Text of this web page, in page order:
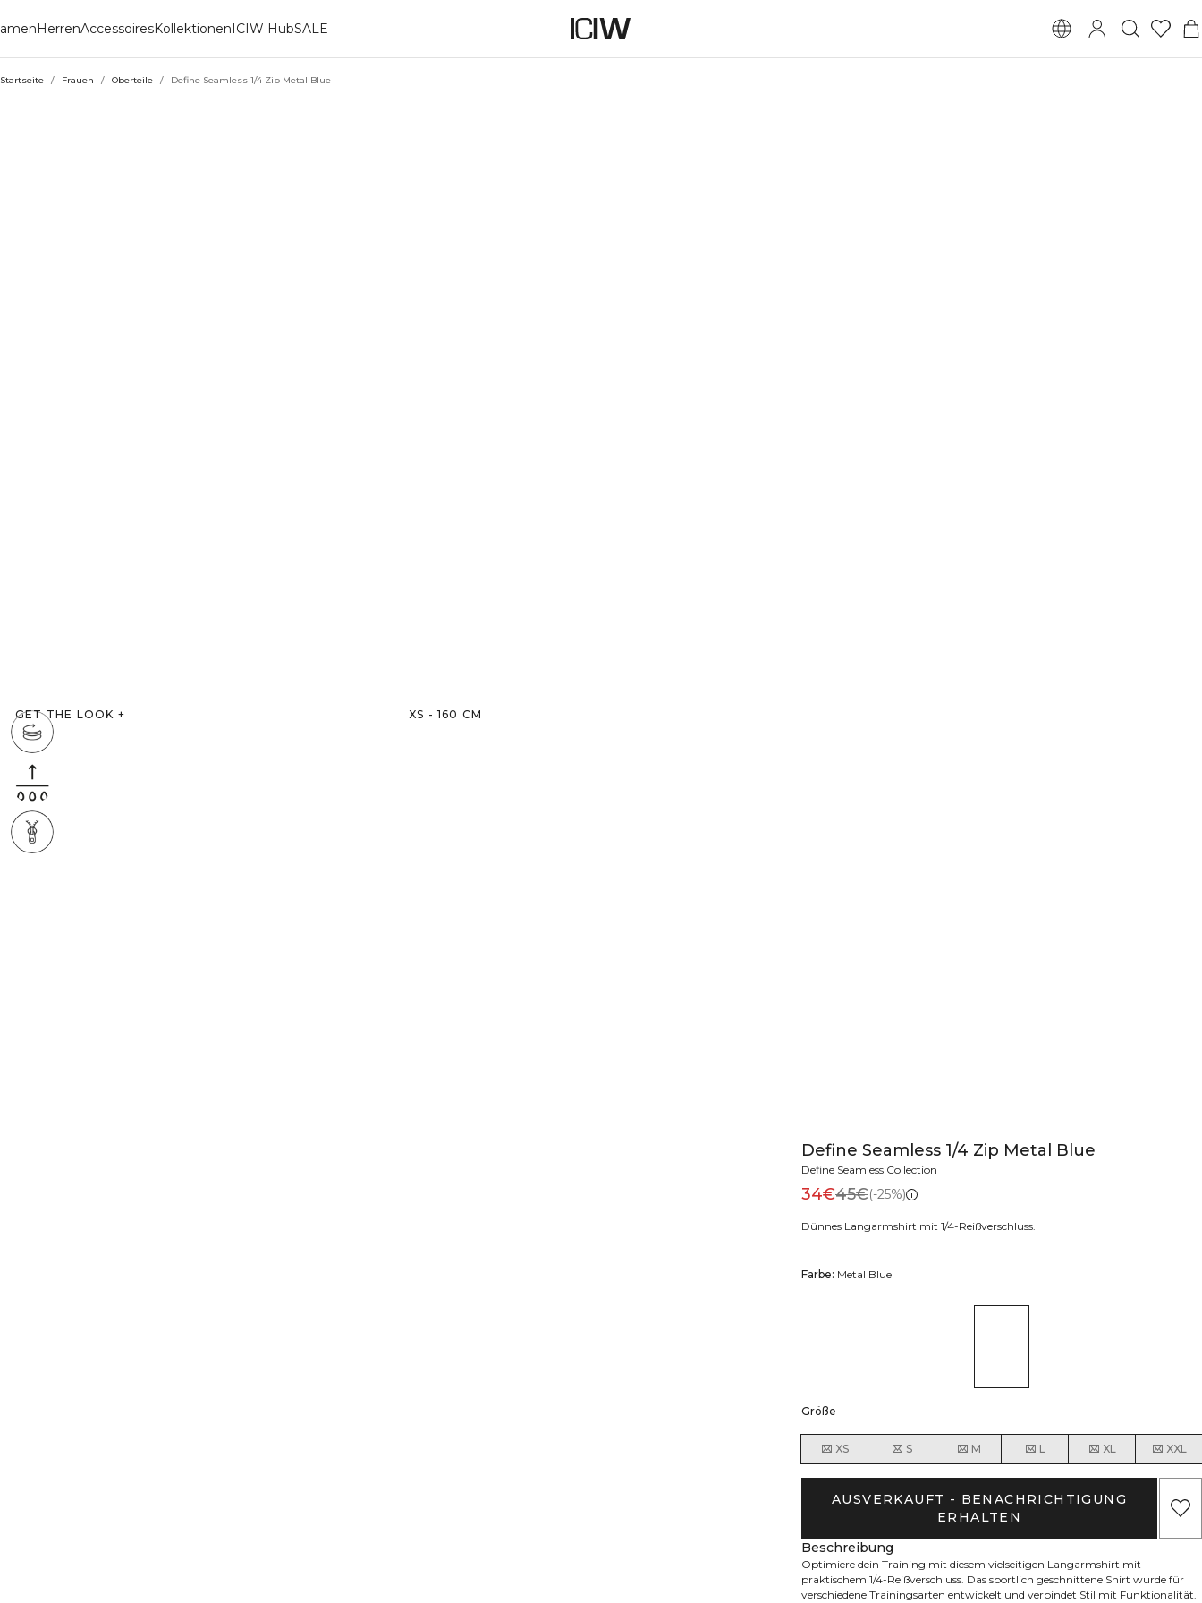
HerrenAccessoiresKollektionenICIW HubSALE
Startseite / Frauen / Oberteile / Define Seamless 1/4 Zip Metal Blue
GET THE LOOK + XS - 160 CM
Define Seamless 1/4 Zip Metal Blue
Define Seamless Collection
34€45€(-25%)
Dünnes Langarmshirt mit 1/4-Reißverschluss.
Farbe: Metal Blue
Größe
XS S M L XL XXL
AUSVERKAUFT - BENACHRICHTIGUNG
ERHALTEN
Beschreibung
Optimiere dein Training mit diesem vielseitigen Langarmshirt mit
praktischem 1/4-Reißverschluss. Das sportlich geschnittene Shirt wurde für
verschiedene Trainingsarten entwickelt und verbindet Stil mit Funktionalität.